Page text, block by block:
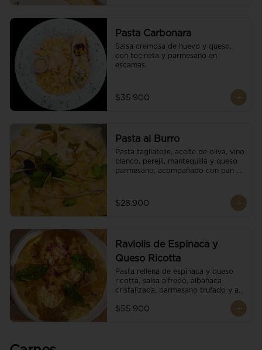
Pasta Carbonara
Salsa cremosa de huevo y queso,
con tocineta y parmesano en
escamas.
$35.900
Pasta al Burro
Pasta tagliatelle, aceite de oliva, vino
blanco, perejil, mantequilla y queso
parmesano, acompañado con pan
$28.900
Raviolis de Espinaca y
Queso Ricotta
Pasta rellena de espinaca y queso
ricotta, salsa alfredo, albahaca
cristalizada, parmesano trufado y ajo
$55.900